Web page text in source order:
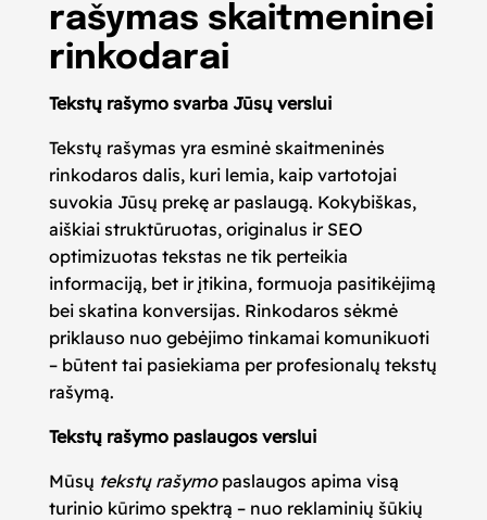
rašymas skaitmeninei
rinkodarai
Tekstų rašymo svarba Jūsų verslui
Tekstų rašymas yra esminė skaitmeninės
rinkodaros dalis, kuri lemia, kaip vartotojai
suvokia Jūsų prekę ar paslaugą. Kokybiškas,
aiškiai struktūruotas, originalus ir SEO
optimizuotas tekstas ne tik perteikia
informaciją, bet ir įtikina, formuoja pasitikėjimą
bei skatina konversijas. Rinkodaros sėkmė
priklauso nuo gebėjimo tinkamai komunikuoti
– būtent tai pasiekiama per profesionalų tekstų
rašymą.
Tekstų rašymo paslaugos verslui
Mūsų tekstų rašymopaslaugos apima visą
turinio kūrimo spektrą – nuo reklaminių šūkių